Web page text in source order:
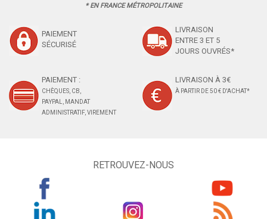
* EN FRANCE MÉTROPOLITAINE
PAIEMENT
SÉCURISÉ
LIVRAISON
ENTRE 3 ET 5
JOURS OUVRÉS*
PAIEMENT :
CHÈQUES, CB,
PAYPAL, MANDAT
ADMINISTRATIF, VIREMENT
LIVRAISON À 3€
À PARTIR DE 50 € D'ACHAT*
RETROUVEZ-NOUS